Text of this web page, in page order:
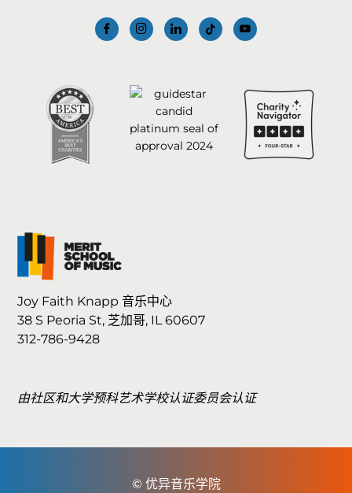
Joy Faith Knapp 音乐中心
38 S Peoria St, 芝加哥, IL 60607
312-786-9428
由社区和大学预科艺术学校认证委员会认证
© 优异音乐学院